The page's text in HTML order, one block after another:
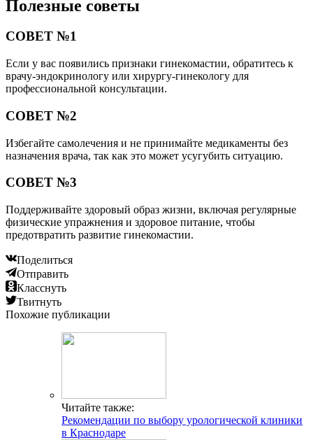
Полезные советы
СОВЕТ №1
Если у вас появились признаки гинекомастии, обратитесь к
врачу-эндокринологу или хирургу-гинекологу для
профессиональной консультации.
СОВЕТ №2
Избегайте самолечения и не принимайте медикаменты без
назначения врача, так как это может усугубить ситуацию.
СОВЕТ №3
Поддерживайте здоровый образ жизни, включая регулярные
физические упражнения и здоровое питание, чтобы
предотвратить развитие гинекомастии.
Поделиться
Отправить
Класснуть
Твитнуть
Похожие публикации
Читайте также:
Рекомендации по выбору урологической клиники
в Краснодаре